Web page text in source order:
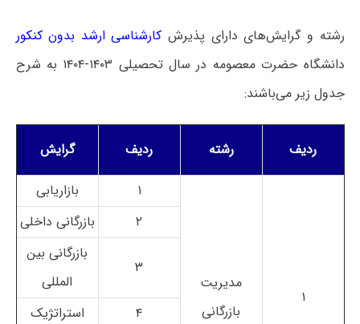
رشته و گرایش‌های دارای پذیرش کارشناسی ارشد بدون کنکور
دانشگاه حضرت معصومه در سال تحصیلی ۱۴۰۳-۱۴۰۴ به شرح
جدول زیر می‌باشند:
ردیف رشته ردیف گرایش
۱
مدیریت
بازرگانی
۱
بازاریابی
۲
بازرگانی داخلی
۳
بازرگانی بین
المللی
۴
استراتژیک